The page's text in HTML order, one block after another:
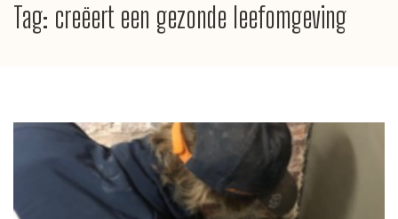
Tag: creëert een gezonde leefomgeving